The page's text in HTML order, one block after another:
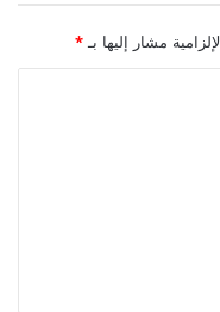
مشار إليها بـ*